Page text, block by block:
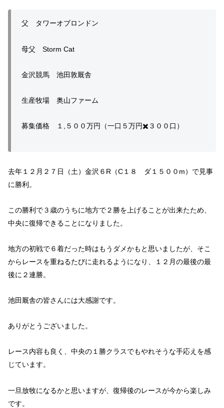
父 タワーオブロンドン
母父 Storm Cat
金沢競馬 池田敦厩舎
生産牧場 奥山ファーム
募集価格 １,５００万円（一口５万円✖️３００口）
去年１２月２７日（土）金沢６R（C１８ ダ１５００m）で見事
に勝利。
この勝利で３歳のうちに地方で２勝を上げることが出来たため、
中央に復帰できることになりました。
地方の初戦で６着だった時はもうダメかもと思いましたが、そこ
からレースを重ねるたびに走れるようになり、１２月の最後の最
後に２連勝。
池田厩舎の皆さんには大感謝です。
ありがとうございました。
レース内容も良く、中央の１勝クラスでもやれそうな手応えを感
じています。
一旦放牧になるかと思いますが、復帰後のレースが今から楽しみ
です。